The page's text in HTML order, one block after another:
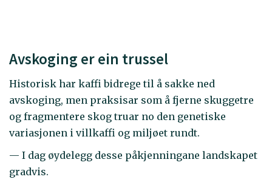
Avskoging er ein trussel
Historisk har kaffi bidrege til å sakke ned
avskoging, men praksisar som å fjerne skuggetre
og fragmentere skog truar no den genetiske
variasjonen i villkaffi og miljøet rundt.
— I dag øydelegg desse påkjenningane landskapet
gradvis.